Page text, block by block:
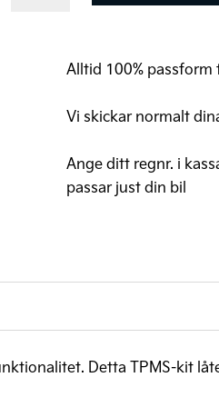
Alltid 100% passform
Vi skickar normalt
Ange ditt regnr. i
passar just din bil
Detta TPMS-kit